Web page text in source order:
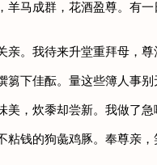
成群，花酒盈尊。有
。我待来升堂重拜母，尊
下佳酝。量这些簿人事别
，炊黍却尝新。我做了急
钱的狗彘鸡豚。奉尊亲